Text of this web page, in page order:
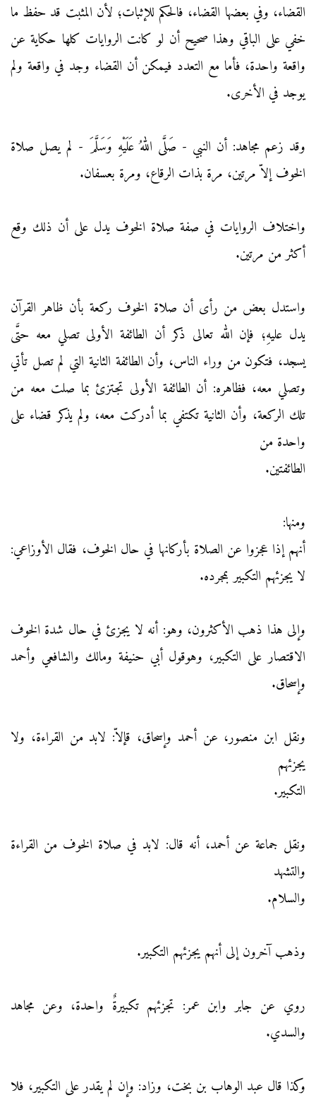
القضاء، وفي بعضها القضاء، فالحكم للإثبات؛ لأن المثبت قد حفظ ما
خفي على الباقي وهذا صحيح أن لو كانت الروايات كلها حكاية عن
واقعة واحدة، فأما مع التعدد فيمكن أن القضاء وجد في واقعة ولم
يوجد في الأخرى.
وقد زعم مجاهد: أن النبي - صَلَّى اللهُ عَلَيْهِ وَسَلَّمَ - لم يصل صلاة
الخوف إلاّ مرتين، مرة بذات الرقاع، ومرة بعسفان.
واختلاف الروايات في صفة صلاة الخوف يدل على أن ذلك وقع
أكثر من مرتين.
واستدل بعض من رأى أن صلاة الخوف ركعة بأن ظاهر القرآن
يدل عليهِ؛ فإن الله تعالى ذكر أن الطائفة الأولى تصلي معه حتَّى
يسجد، فتكون من وراء الناس، وأن الطائفة الثانية التي لم تصل تأتي
وتصلي معه، فظاهره: أن الطائفة الأولى تجتزئ بما صلت معه من
تلك الركعة، وأن الثانية تكتفي بما أدركت معه، ولم يذكر قضاء على
واحدة من
الطائفتين.
ومنها:
أنهم إذا عجزوا عن الصلاة بأركانها في حال الخوف، فقال الأوزاعي:
لا يجزئهم التكبير بمجرده.
وإلى هذا ذهب الأكثرون، وهو: أنه لا يجزئ في حال شدة الخوف
الاقتصار على التكبير، وهوقول أبي حنيفة ومالك والشافعي وأحمد
وإسحاق.
ونقل ابن منصور، عن أحمد وإسحاق، قإلاّ: لابد من القراءة، ولا
يجزئهم
التكبير.
ونقل جماعة عن أحمد، أنه قال: لابد في صلاة الخوف من القراءة
والتشهد
والسلام.
وذهب آخرون إلى أنهم يجزئهم التكبير.
روي عن جابر وابن عمر: تجزئهم تكبيرةٌ واحدة، وعن مجاهد
والسدي.
وكذا قال عبد الوهاب بن بخت، وزاد: وإن لم يقدر على التكبير، فلا